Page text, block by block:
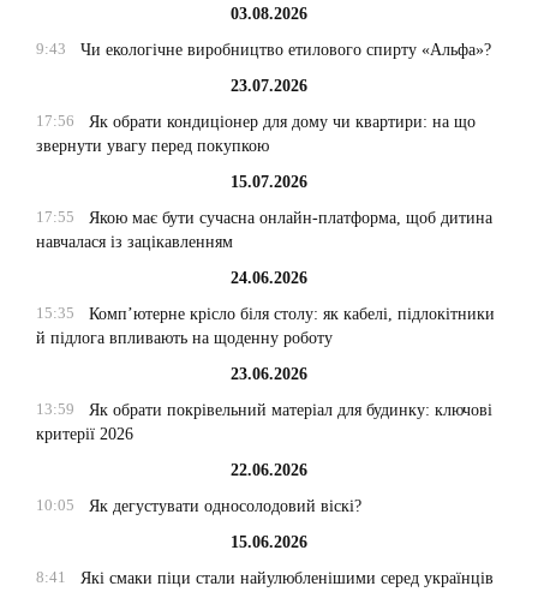
03.08.2026
9:43
Чи екологічне виробництво етилового спирту «Альфа»?
23.07.2026
17:56
Як обрати кондиціонер для дому чи квартири: на що
звернути увагу перед покупкою
15.07.2026
17:55
Якою має бути сучасна онлайн-платформа, щоб дитина
навчалася із зацікавленням
24.06.2026
15:35
Комп’ютерне крісло біля столу: як кабелі, підлокітники
й підлога впливають на щоденну роботу
23.06.2026
13:59
Як обрати покрівельний матеріал для будинку: ключові
критерії 2026
22.06.2026
10:05
Як дегустувати односолодовий віскі?
15.06.2026
8:41
Які смаки піци стали найулюбленішими серед українців